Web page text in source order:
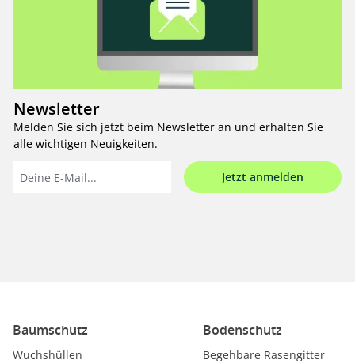
Newsletter
Melden Sie sich jetzt beim Newsletter an und erhalten Sie
alle wichtigen Neuigkeiten.
Jetzt anmelden
Baumschutz
Wuchshüllen
Bodenschutz
Begehbare Rasengitter